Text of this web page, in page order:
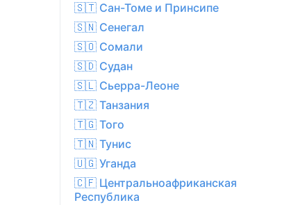
🇸🇹 Сан-Томе и Принсипе
🇸🇳 Сенегал
🇸🇴 Сомали
🇸🇩 Судан
🇸🇱 Сьерра-Леоне
🇹🇿 Танзания
🇹🇬 Того
🇹🇳 Тунис
🇺🇬 Уганда
🇨🇫 Центральноафриканская
Республика